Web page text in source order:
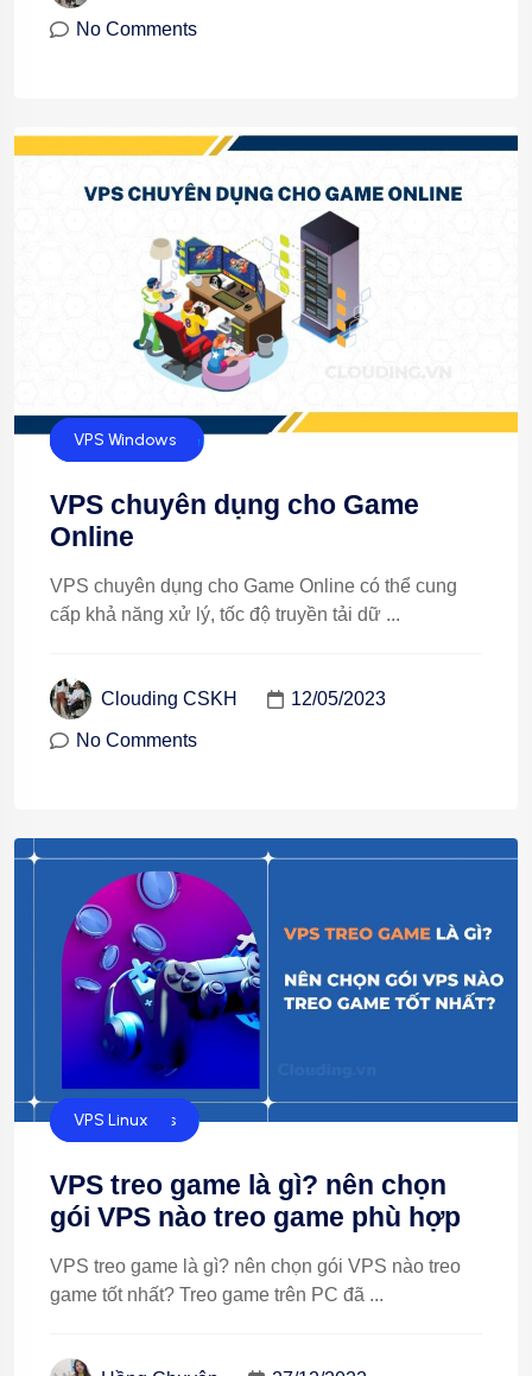
No Comments
Cloud Hosting
VPS Linux
VPS Windows
VPS chuyên dụng cho Game
Online
VPS chuyên dụng cho Game Online có thể cung
cấp khả năng xử lý, tốc độ truyền tải dữ ...
Clouding CSKH 12/05/2023
No Comments
VPS Windows
VPS Linux
VPS treo game là gì? nên chọn
gói VPS nào treo game phù hợp
VPS treo game là gì? nên chọn gói VPS nào treo
game tốt nhất? Treo game trên PC đã ...